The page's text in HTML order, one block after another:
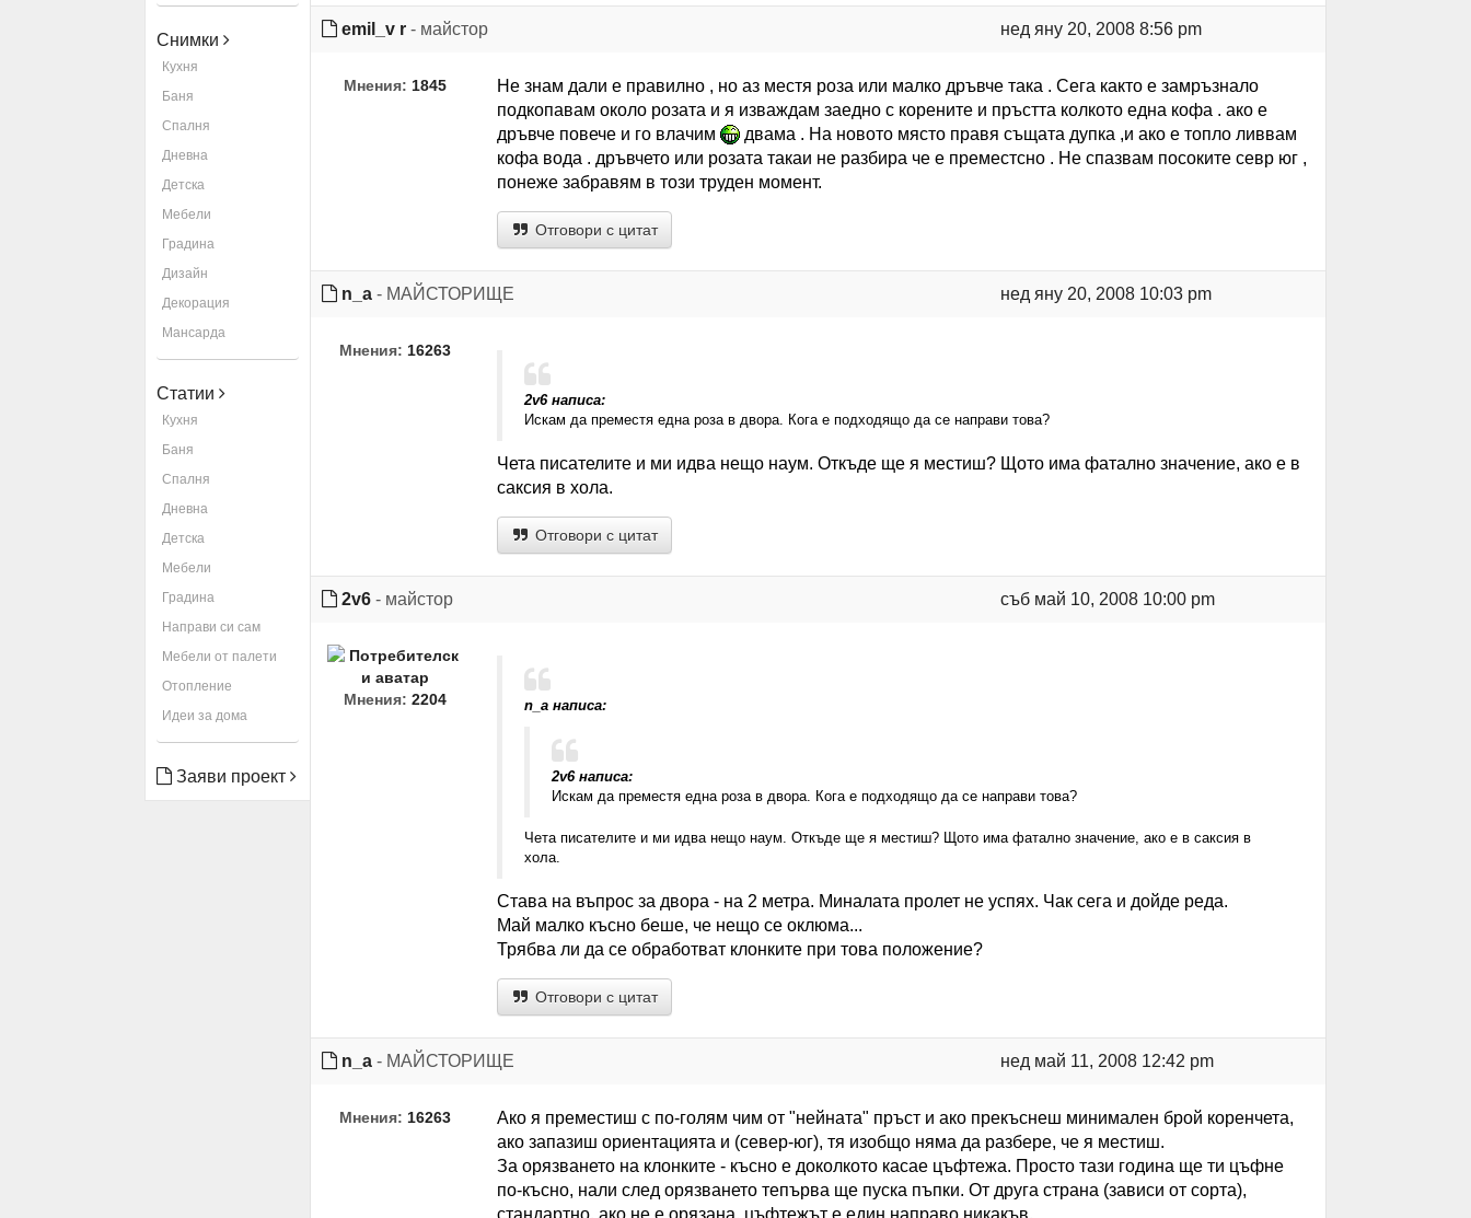
Снимки
Кухня
Баня
Спалня
Дневна
Детска
Мебели
Градина
Дизайн
Декорация
Мансарда
Статии
Кухня
Баня
Спалня
Дневна
Детска
Мебели
Градина
Направи си сам
Мебели от палети
Отопление
Идеи за дома
Заяви проект
emil_v r - майстор нед яну 20, 2008 8:56 pm
Мнения: 1845
Не знам дали е правилно , но аз местя роза или малко дръвче така . Сега както е замръзнало
подкопавам около розата и я изваждам заедно с корените и пръстта колкото една кофа . ако е
дръвче повече и го влачим
двама . На новото място правя същата дупка ,и ако е топло ливвам
кофа вода . дръвчето или розата такаи не разбира че е преместсно . Не спазвам посоките севр юг ,
понеже забравям в този труден момент.
Отговори с цитат
n_a - МАЙСТОРИЩЕ нед яну 20, 2008 10:03 pm
Мнения: 16263
2v6 написа:
Искам да преместя една роза в двора. Кога е подходящо да се направи това?
Чета писателите и ми идва нещо наум. Откъде ще я местиш? Щото има фатално значение, ако е в
саксия в хола.
Отговори с цитат
2v6 - майстор съб май 10, 2008 10:00 pm
Мнения: 2204 n_a написа:
2v6 написа:
Искам да преместя една роза в двора. Кога е подходящо да се направи това?
Чета писателите и ми идва нещо наум. Откъде ще я местиш? Щото има фатално значение, ако е в саксия в
хола.
Става на въпрос за двора - на 2 метра. Миналата пролет не успях. Чак сега и дойде реда.
Май малко късно беше, че нещо се оклюма...
Трябва ли да се обработват клонките при това положение?
Отговори с цитат
n_a - МАЙСТОРИЩЕ нед май 11, 2008 12:42 pm
Мнения: 16263
Ако я преместиш с по-голям чим от "нейната" пръст и ако прекъснеш минимален брой коренчета,
ако запазиш ориентацията и (север-юг), тя изобщо няма да разбере, че я местиш.
За орязването на клонките - късно е доколкото касае цъфтежа. Просто тази година ще ти цъфне
по-късно, нали след орязването тепърва ще пуска пъпки. От друга страна (зависи от сорта),
стандартно, ако не е орязана, цъфтежът е един направо никакъв.